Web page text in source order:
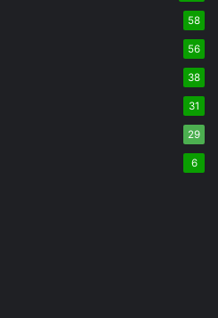
58
56
38
31
29
6